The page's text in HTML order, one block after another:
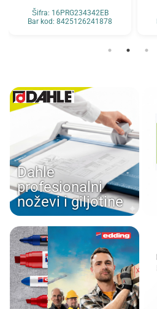
Šifra: 16PRG234342EB
Bar kod: 8425126241878
Dahle
profesionalni
noževi i giljotine